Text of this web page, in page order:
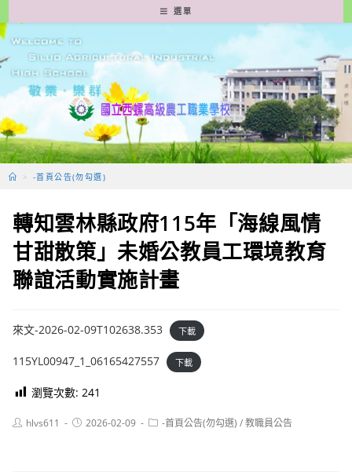
轉
至
要
容
選單
> -首頁公告(勿勾選)
轉知雲林縣政府115年「海線風情
甘甜散策」未婚公教員工環境教育
聯誼活動實施計畫
來文-2026-02-09T102638.353 下載
115YL00947_1_06165427557 下載
瀏覽次數: 241
Posthlvs611
Post2026-02-09
Post-首頁公告(勿勾選) /教職員公告